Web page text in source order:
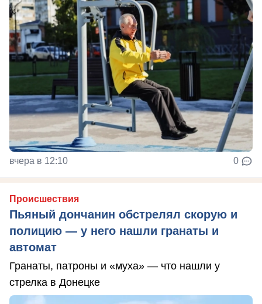
вчера в 12:10 0
Происшествия
Пьяный дончанин обстрелял скорую и
полицию — у него нашли гранаты и
автомат
Гранаты, патроны и «муха» — что нашли у
стрелка в Донецке